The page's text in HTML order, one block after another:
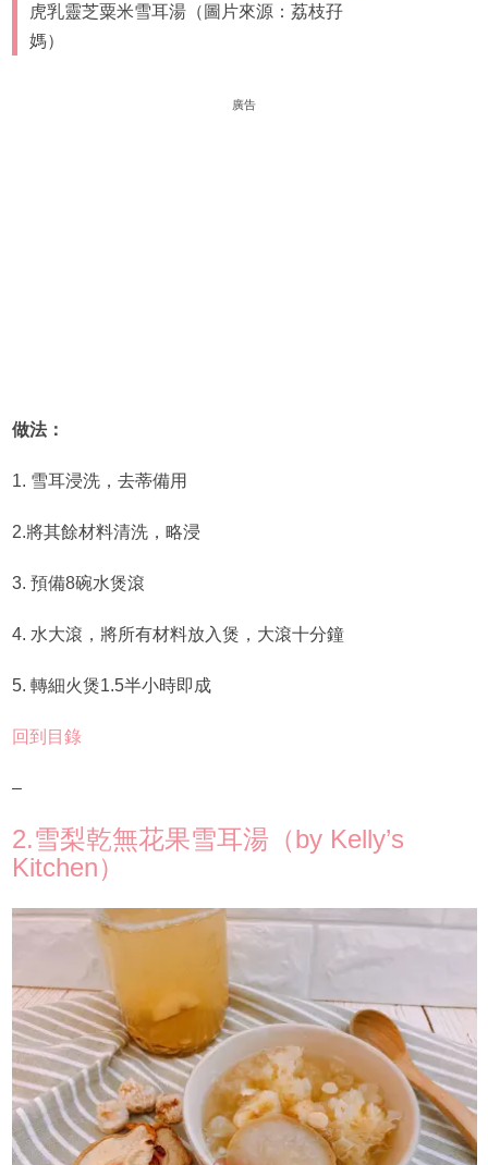
虎乳靈芝粟米雪耳湯（圖片來源：荔枝孖
媽）
廣告
做法：
1. 雪耳浸洗，去蒂備用
2.將其餘材料清洗，略浸
3. 預備8碗水煲滾
4. 水大滾，將所有材料放入煲，大滾十分鐘
5. 轉細火煲1.5半小時即成
回到目錄
–
2.雪梨乾無花果雪耳湯（by Kelly’s
Kitchen）